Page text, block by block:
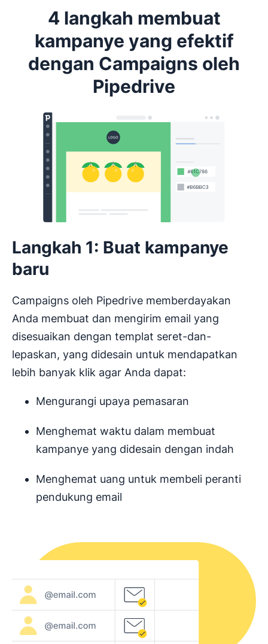
4 langkah membuat
kampanye yang efektif
dengan Campaigns oleh
Pipedrive
Langkah 1: Buat kampanye
baru
Campaigns oleh Pipedrive memberdayakan
Anda membuat dan mengirim email yang
disesuaikan dengan templat seret-dan-
lepaskan, yang didesain untuk mendapatkan
lebih banyak klik agar Anda dapat:
Mengurangi upaya pemasaran
Menghemat waktu dalam membuat
kampanye yang didesain dengan indah
Menghemat uang untuk membeli peranti
pendukung email